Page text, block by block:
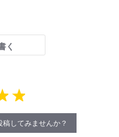
く
してみませんか？